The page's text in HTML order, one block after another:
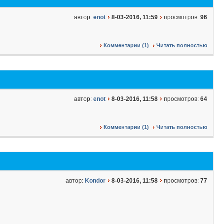
автор: enot 8-03-2016, 11:59 просмотров: 96
Комментарии (1) Читать полностью
автор: enot 8-03-2016, 11:58 просмотров: 64
Комментарии (1) Читать полностью
автор: Kondor 8-03-2016, 11:58 просмотров: 77